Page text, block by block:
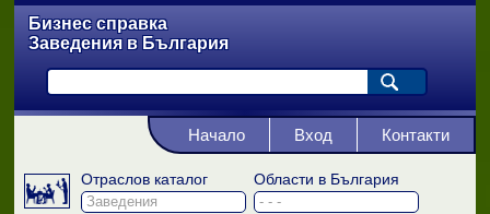
Бизнес справка
Заведения в България
Отраслов каталог Области в България
Начало Вход Контакти